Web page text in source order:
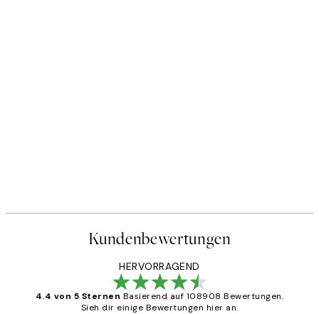
Kundenbewertungen
HERVORRAGEND
4.4 von 5 Sternen Basierend auf 108908 Bewertungen.
Sieh dir einige Bewertungen hier an.